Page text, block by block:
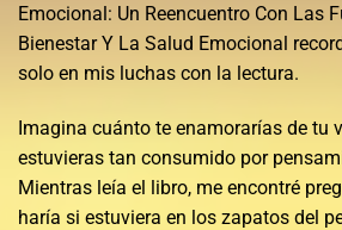
Emocional: Un Reencuentro Con Las
Bienestar Y La Salud Emocional
solo en mis luchas con la lectura.
Imagina cuánto te enamorarías de tu
estuvieras tan consumido por
Mientras leía el libro, me encontré
haría si estuviera en los zapatos del